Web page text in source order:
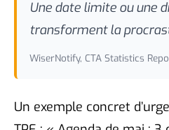
Une date limite ou une
transforment la
WiserNotify, CTA Statistics
Un exemple concret